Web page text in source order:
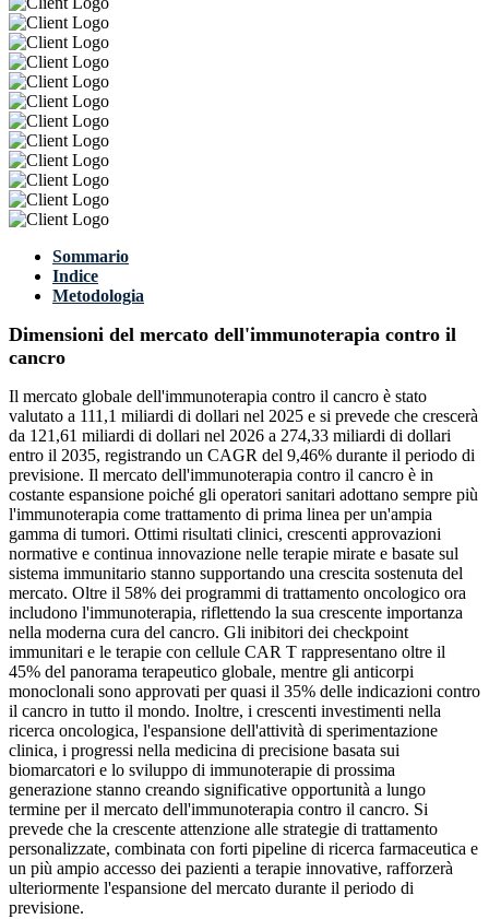
Sommario
Indice
Metodologia
Dimensioni del mercato dell'immunoterapia contro il
cancro
Il mercato globale dell'immunoterapia contro il cancro è stato
valutato a 111,1 miliardi di dollari nel 2025 e si prevede che crescerà
da 121,61 miliardi di dollari nel 2026 a 274,33 miliardi di dollari
entro il 2035, registrando un CAGR del 9,46% durante il periodo di
previsione. Il mercato dell'immunoterapia contro il cancro è in
costante espansione poiché gli operatori sanitari adottano sempre più
l'immunoterapia come trattamento di prima linea per un'ampia
gamma di tumori. Ottimi risultati clinici, crescenti approvazioni
normative e continua innovazione nelle terapie mirate e basate sul
sistema immunitario stanno supportando una crescita sostenuta del
mercato. Oltre il 58% dei programmi di trattamento oncologico ora
includono l'immunoterapia, riflettendo la sua crescente importanza
nella moderna cura del cancro. Gli inibitori dei checkpoint
immunitari e le terapie con cellule CAR T rappresentano oltre il
45% del panorama terapeutico globale, mentre gli anticorpi
monoclonali sono approvati per quasi il 35% delle indicazioni contro
il cancro in tutto il mondo. Inoltre, i crescenti investimenti nella
ricerca oncologica, l'espansione dell'attività di sperimentazione
clinica, i progressi nella medicina di precisione basata sui
biomarcatori e lo sviluppo di immunoterapie di prossima
generazione stanno creando significative opportunità a lungo
termine per il mercato dell'immunoterapia contro il cancro. Si
prevede che la crescente attenzione alle strategie di trattamento
personalizzate, combinata con forti pipeline di ricerca farmaceutica e
un più ampio accesso dei pazienti a terapie innovative, rafforzerà
ulteriormente l'espansione del mercato durante il periodo di
previsione.